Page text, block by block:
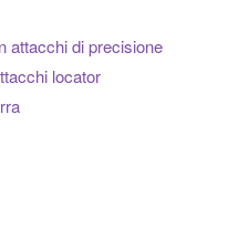
attacchi di precisione
locator